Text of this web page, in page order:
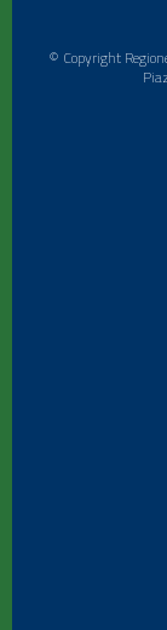
© Copyright